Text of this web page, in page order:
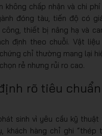
không chấp nhận và chi
đóng tàu, tiến độ có
công, thiết bị nâng hạ và
định theo chuỗi. Vật liệu
chỉ thường mang lại
rẻ nhưng rủi ro cao.
rõ tiêu
sinh vì yêu cầu kỹ
khách hàng chỉ ghi “thép